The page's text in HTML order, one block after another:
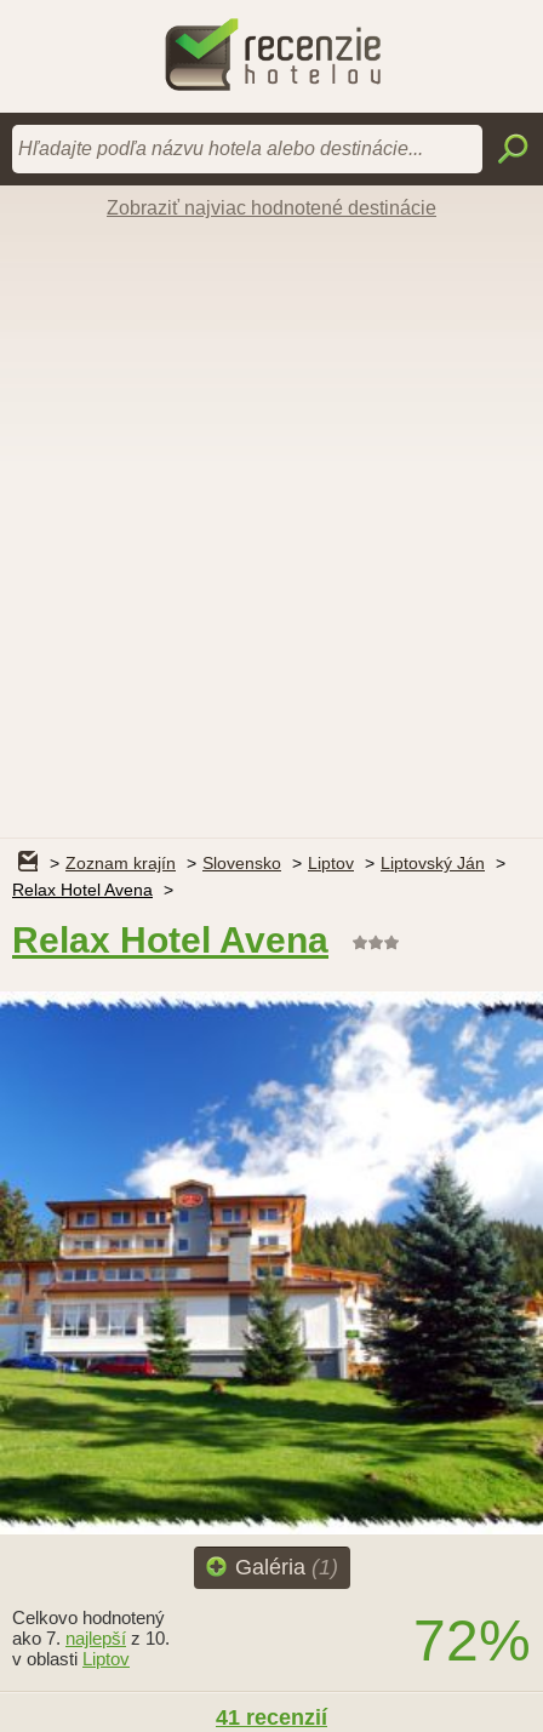
Zobraziť najviac hodnotené destinácie
Zoznam krajín Slovensko Liptov
Liptovský Ján
Relax Hotel Avena
Relax Hotel Avena
Galéria (1)
72%
Celkovo hodnotený
ako 7. najlepší z 10.
v oblasti Liptov
41 recenzií